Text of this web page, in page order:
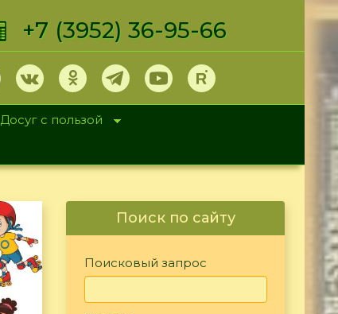
+7 (3952) 36-95-66
Досуг с пользой
Поиск по сайту
Поисковый запрос